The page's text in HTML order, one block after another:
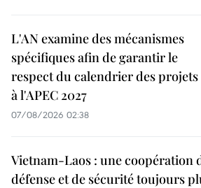
L'AN examine des mécanismes
spécifiques afin de garantir le
respect du calendrier des projets
à l'APEC 2027
07/08/2026 02:38
Vietnam-Laos : une coopération
défense et de sécurité toujours